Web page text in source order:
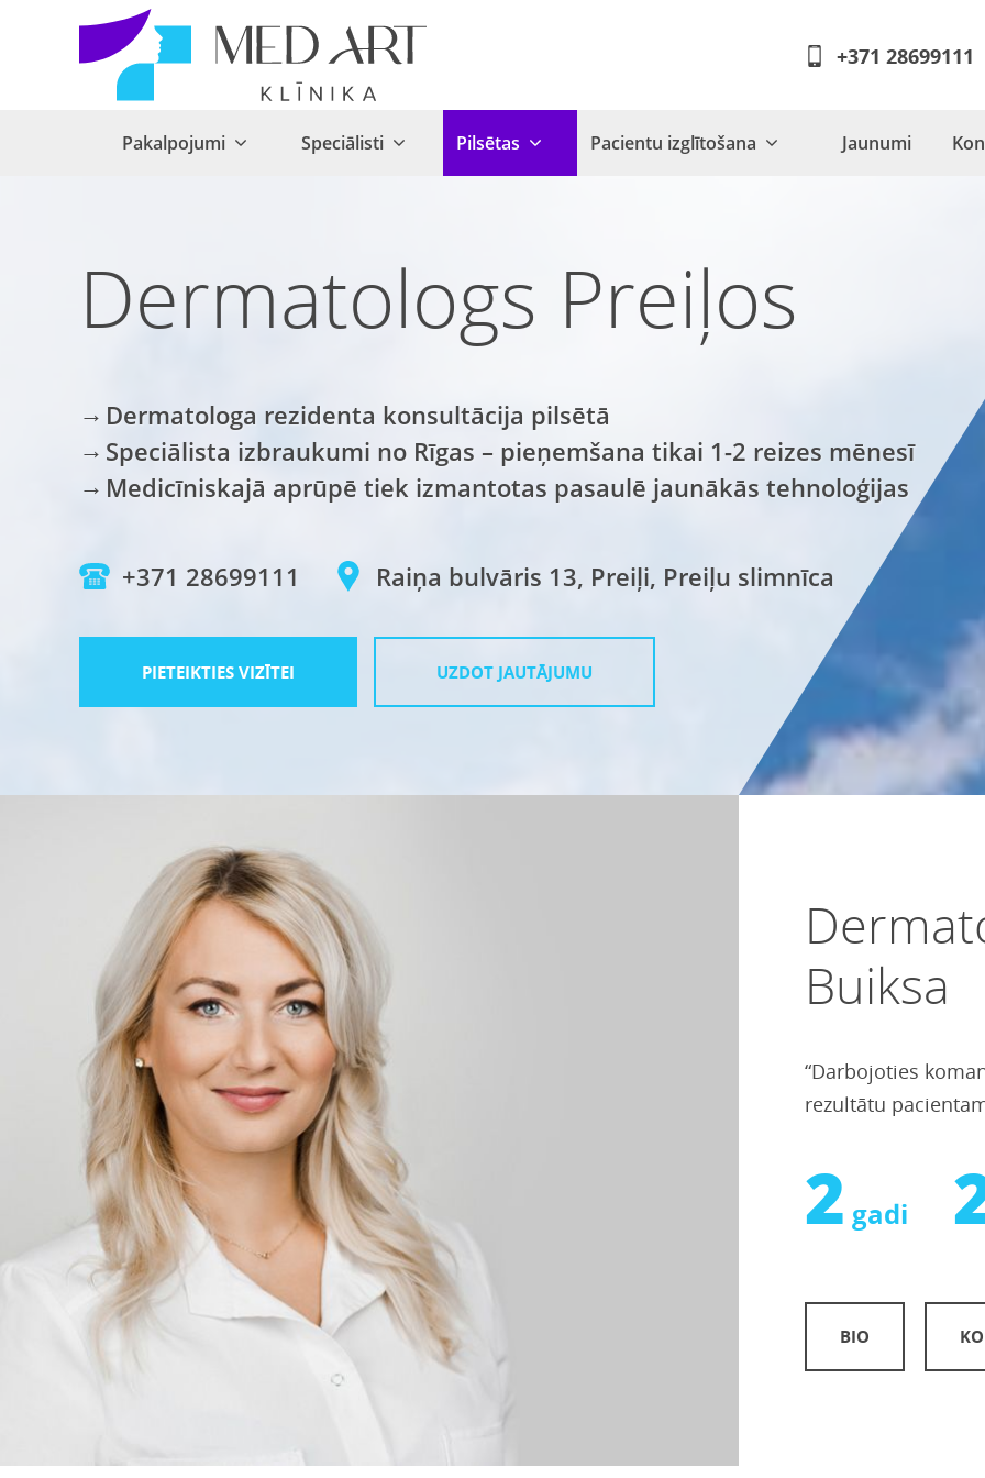
+371 28699111
Pakalpojumi Speciālisti Pilsētas Pacientu izglītošana Jaunumi
Dermatologs Preiļos
Dermatologa rezidenta konsultācija pilsētā
Speciālista izbraukumi no Rīgas – pieņemšana tikai 1-2 reizes mēnesī
Medicīniskajā aprūpē tiek izmantotas pasaulē jaunākās tehnoloģijas
+371 28699111 Raiņa bulvāris 13, Preiļi, Preiļu slimnīca
PIETEIKTIES VIZĪTEI UZDOT JAUTĀJUMU
Buiksa
“Darbojoties
rezultātu
2 gadi
BIO